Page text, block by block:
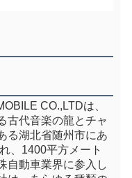
CO.,LTDは、
古代音楽の龍とチャ
る湖北省随州市にあ
、1400平方メート
自動車業界に参入し